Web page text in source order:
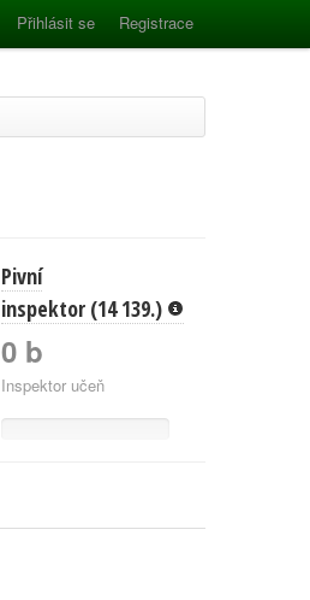
Přihlásit se Registrace
Pivní
inspektor (14 139.)
0 b
Inspektor učeň